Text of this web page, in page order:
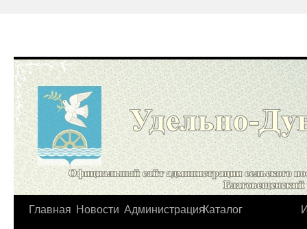
Перейти
Главная Новости АдминистрацияКаталог